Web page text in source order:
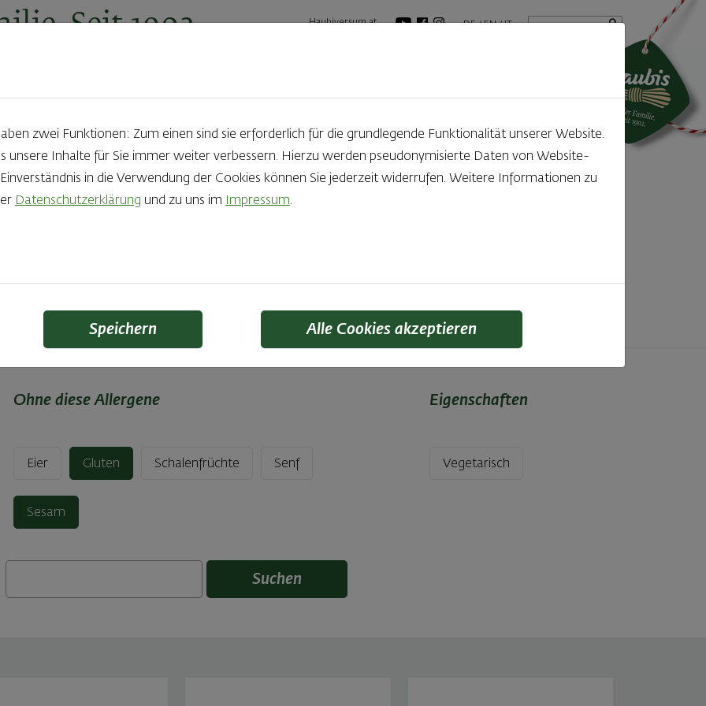
Seit 1902. Haubiversum.at DE EN IT Suchbegriff
aus der Backstube entdecken
Ohne diese Allergene
Eier Gluten Schalenfrüchte Senf
Sesam
Eigenschaften
Vegetarisch
Suchen
zwei Funktionen: Zum einen sind sie erforderlich für die grundlegende Funktionalität unserer Website.
unsere Inhalte für Sie immer weiter verbessern. Hierzu werden pseudonymisierte Daten von Website-
in die Verwendung der Cookies können Sie jederzeit widerrufen. Weitere Informationen zu
Datenschutzerklärung und zu uns im Impressum.
Speichern Alle Cookies akzeptieren